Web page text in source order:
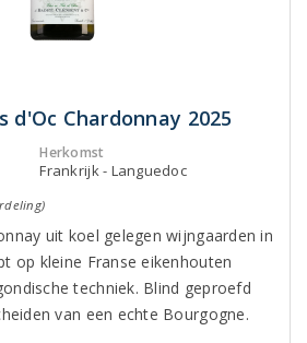
d'Oc Chardonnay 2025
Herkomst
Frankrijk - Languedoc
uit koel gelegen wijngaarden in
op kleine Franse eikenhouten
techniek. Blind geproefd
van een echte Bourgogne.